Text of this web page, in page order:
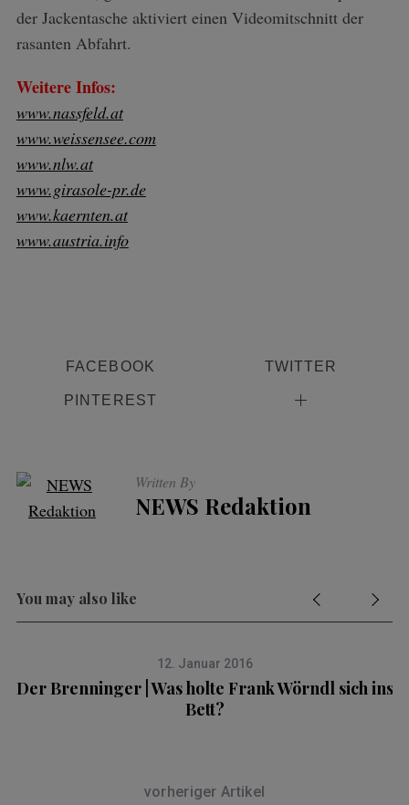
der Jackentasche aktiviert einen Videomitschnitt der
rasanten Abfahrt.
Weitere Infos:
www.nassfeld.at
www.weissensee.com
www.nlw.at
www.girasole-pr.de
www.kaernten.at
www.austria.info
FACEBOOK TWITTER
PINTEREST
Written By
NEWS Redaktion
You may also like
12. Januar 2016
Der Brenninger | Was holte Frank Wörndl sich ins
Bett?
vorheriger Artikel